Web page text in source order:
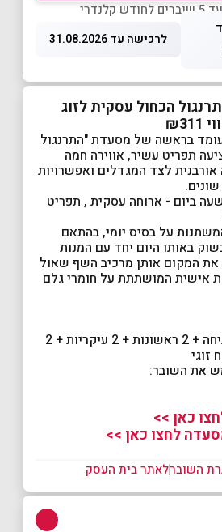
לרכישה עד 31.08.2026
הכחול עסקית לזוג
בראשה של מסעדת "התרנגול
תפריט עשיר, אווירה חמה
אורבנית לצד המגדלים ואפשרויות
שונים.
ביום - ארוחה עסקית , תפריט
על בסיס יומי, בהתאם
באותו היום יחד עם המנות
את המקום אותן מרכיב השף שאול
אישית המושתתת על חומרי גלם
לחם הבית + מנת פתיחה + 2 ראשונות + 2 עיקריות + 2
את השובר:
כאן >>
לחצו כאן >>
השוברלאתר בית העסק